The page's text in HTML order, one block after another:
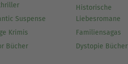
Suspense
Krimis
Bücher
Historische
Liebesromane
Familiensagas
Dystopie Bücher